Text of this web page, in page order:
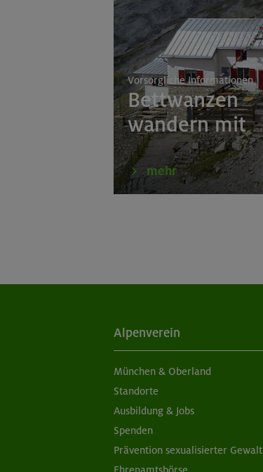
Vorsorgliche Informationen
Bettwanzen
wandern mit
mehr
Alpenverein
München & Oberland
Standorte
Ausbildung & Jobs
Spenden
Prävention sexualisierter Gewalt